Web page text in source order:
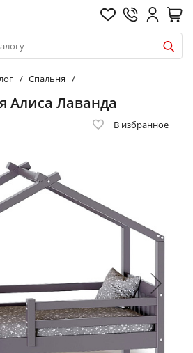
Спальня
Алиса Лаванда
В избранное